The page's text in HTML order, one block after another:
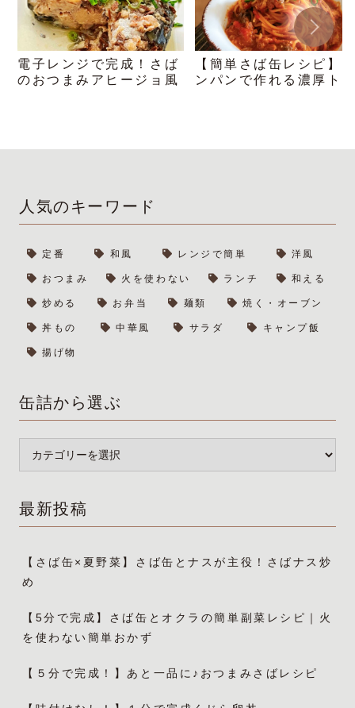
電子レンジで完成！さば
のおつまみアヒージョ風
【簡単さば缶レシピ】
ンパンで作れる濃厚ト
人気のキーワード
定番 和風 レンジで簡単 洋風
おつまみ 火を使わない ランチ 和える
炒める お弁当 麺類 焼く・オーブン
丼もの 中華風 サラダ キャンプ飯
揚げ物
缶詰から選ぶ
最新投稿
【さば缶×夏野菜】さば缶とナスが主役！さばナス炒
め
【5分で完成】さば缶とオクラの簡単副菜レシピ｜火
を使わない簡単おかず
【５分で完成！】あと一品に♪おつまみさばレシピ